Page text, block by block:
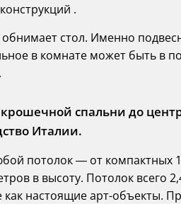
.
обнимает стол. Именно
в комнате может быть в
спальни до
Италии.
потолок — от компактных
в высоту. Потолок всего
настоящие арт-объекты.